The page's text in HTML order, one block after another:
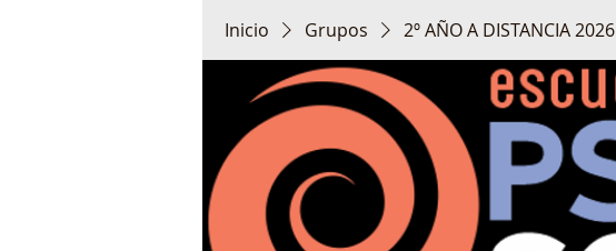
Inicio Grupos 2º AÑO A DISTANCIA 2026